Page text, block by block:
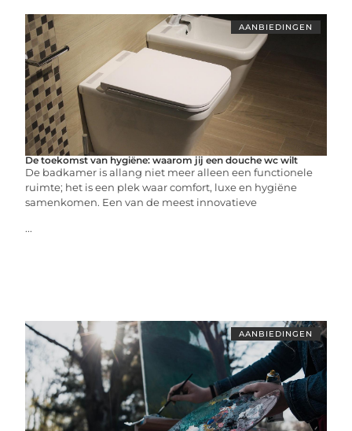
AANBIEDINGEN
De toekomst van hygiëne: waarom jij een douche wc wilt
De badkamer is allang niet meer alleen een functionele
ruimte; het is een plek waar comfort, luxe en hygiëne
samenkomen. Een van de meest innovatieve
...
AANBIEDINGEN